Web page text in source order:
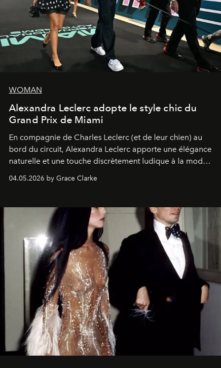
WOMAN
Alexandra Leclerc adopte le style chic du
Grand Prix de Miami
En compagnie de Charles Leclerc (et de leur chien) au
bord du circuit, Alexandra Leclerc apporte une élégance
naturelle et une touche discrètement ludique à la mode
de la Formule 1.
04.05.2026 by Grace Clarke